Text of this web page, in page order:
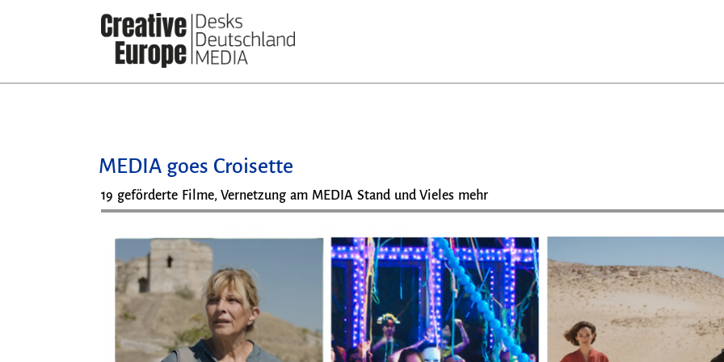
MEDIA goes Croisette
19 geförderte Filme, Vernetzung am MEDIA Stand und Vieles mehr